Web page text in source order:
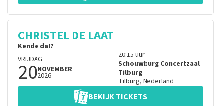
CHRISTEL DE LAAT
Kende da!?
VRIJDAG
20NOVEMBER
2026
20:15 uur
Schouwburg Concertzaal
Tilburg
Tilburg, Nederland
BEKIJK TICKETS